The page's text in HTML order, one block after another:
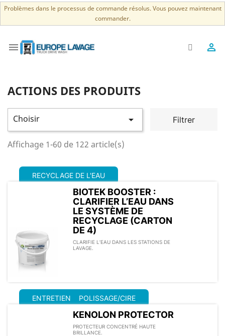
Problèmes dans le processus de commande résolus. Vous pouvez maintenant
commander.
 
ACTIONS DES PRODUITS
Choisir  Filtrer
Affichage 1-60 de 122 article(s)
RECYCLAGE DE L'EAU
BIOTEK BOOSTER :
CLARIFIER L’EAU DANS
LE SYSTÈME DE
RECYCLAGE (CARTON
DE 4)
CLARIFIE L’EAU DANS LES STATIONS DE
LAVAGE.
ENTRETIEN POLISSAGE/CIRE
KENOLON PROTECTOR
PROTECTEUR CONCENTRÉ HAUTE
BRILLANCE.